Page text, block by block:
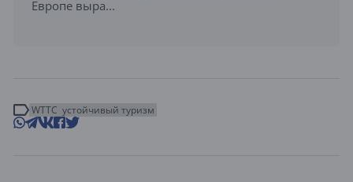
Европе выра...
WTTC устойчивый туризм